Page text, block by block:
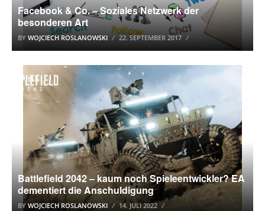
Facebook & Co. – Soziales Netzwerk der
besonderen Art
BY WOJCIECH ROSLANOWSKI 22. SEPTEMBER 2017
SPIELE
Battlefield 2042 – kaum noch Spieleentwickler? EA
dementiert die Anschuldigung
BY WOJCIECH ROSLANOWSKI 14. JULI 2022